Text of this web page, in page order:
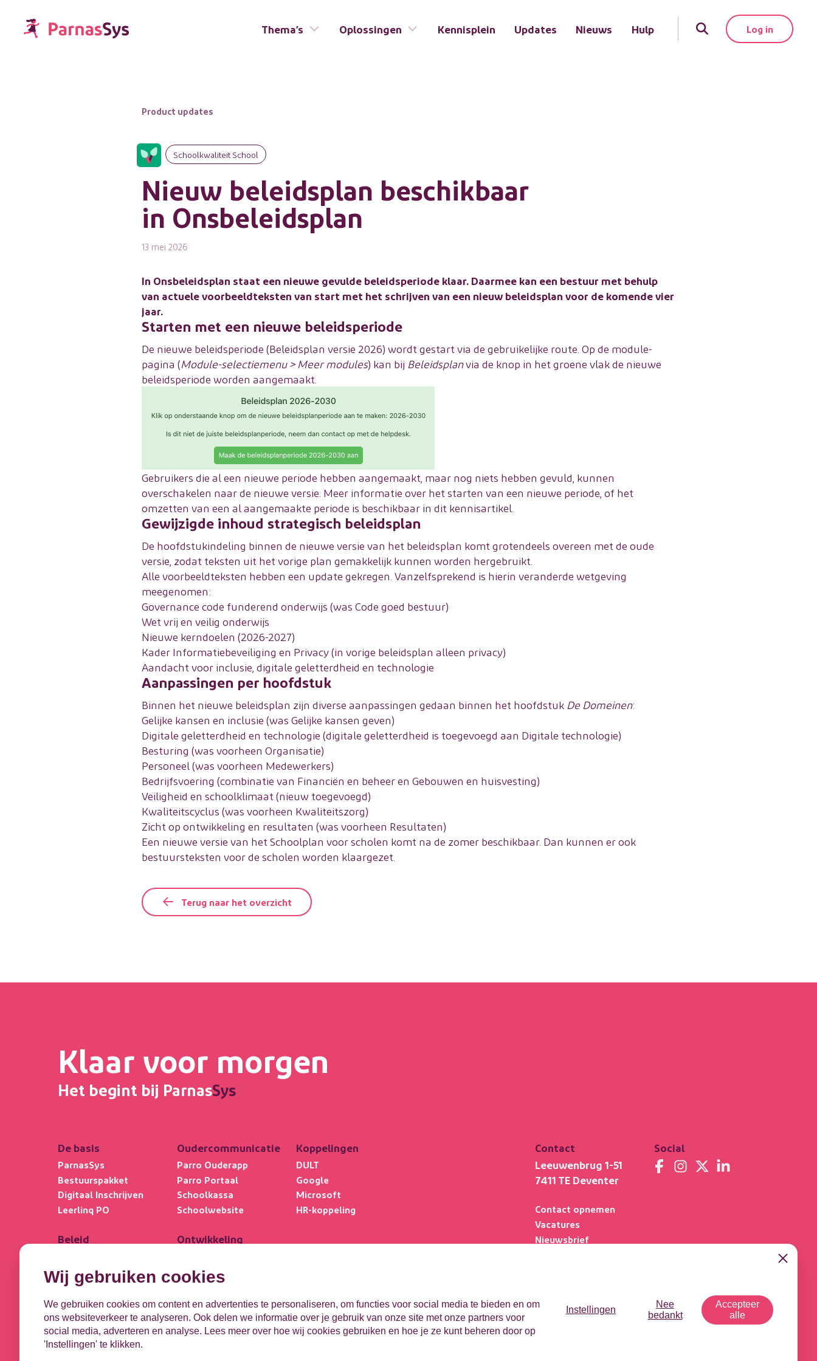
Thema’s Oplossingen Kennisplein Updates Nieuws Hulp Log in
Product updates
Schoolkwaliteit School
Nieuw beleidsplan beschikbaar
in Onsbeleidsplan
13 mei 2026
In Onsbeleidsplan staat een nieuwe gevulde beleidsperiode klaar. Daarmee kan een bestuur met behulp
van actuele voorbeeldteksten van start met het schrijven van een nieuw beleidsplan voor de komende vier
jaar.
Starten met een nieuwe beleidsperiode
De nieuwe beleidsperiode (Beleidsplan versie 2026) wordt gestart via de gebruikelijke route. Op de module-
pagina (Module-selectiemenu > Meer modules) kan bij Beleidsplanvia de knop in het groene vlak de nieuwe
beleidsperiode worden aangemaakt.
Gebruikers die al een nieuwe periode hebben aangemaakt, maar nog niets hebben gevuld, kunnen
overschakelen naar de nieuwe versie. Meer informatie over het starten van een nieuwe periode, of het
omzetten van een al aangemaakte periode is beschikbaar in dit kennisartikel
Gewijzigde inhoud strategisch beleidsplan
De hoofdstukindeling binnen de nieuwe versie van het beleidsplan komt grotendeels overeen met de oude
versie, zodat teksten uit het vorige plan gemakkelijk kunnen worden hergebruikt.
Alle voorbeeldteksten hebben een update gekregen. Vanzelfsprekend is hierin veranderde wetgeving
meegenomen:
Governance code funderend onderwijs (was Code goed bestuur)
Wet vrij en veilig onderwijs
Nieuwe kerndoelen (2026-2027)
Kader Informatiebeveiliging en Privacy (in vorige beleidsplan alleen privacy)
Aandacht voor inclusie, digitale geletterdheid en technologie
Aanpassingen per hoofdstuk
Binnen het nieuwe beleidsplan zijn diverse aanpassingen gedaan binnen het hoofdstuk De Domeinen:
Gelijke kansen en inclusie (was Gelijke kansen geven)
Digitale geletterdheid en technologie (digitale geletterdheid is toegevoegd aan Digitale technologie)
Besturing (was voorheen Organisatie)
Personeel (was voorheen Medewerkers)
Bedrijfsvoering (combinatie van Financiën en beheer en Gebouwen en huisvesting)
Veiligheid en schoolklimaat (nieuw toegevoegd)
Kwaliteitscyclus (was voorheen Kwaliteitszorg)
Zicht op ontwikkeling en resultaten (was voorheen Resultaten)
Een nieuwe versie van het Schoolplan voor scholen komt na de zomer beschikbaar. Dan kunnen er ook
bestuursteksten voor de scholen worden klaargezet.
Terug naar het overzicht
Klaar voor morgen
Het begint bij ParnasSys
De basis
ParnasSys
Bestuurspakket
Digitaal Inschrijven
Leerlinq PO
Beleid
Ultimview
Focus PO META
Oudercommunicatie
Parro Ouderapp
Parro Portaal
Schoolkassa
Schoolwebsite
Ontwikkeling
Leerlijnen
OPP
DHH
Koppelingen
DULT
Google
Microsoft
HR-koppeling
Contact
Leeuwenbrug 1-51
7411 TE Deventer
Contact opnemen
Vacatures
Nieuwsbrief
Social
Wij gebruiken cookies
We gebruiken cookies om content en advertenties te personaliseren, om functies voor social media te bieden en om
ons websiteverkeer te analyseren. Ook delen we informatie over je gebruik van onze site met onze partners voor
social media, adverteren en analyse. Lees meer over hoe wij cookies gebruiken en hoe je ze kunt beheren door op
'Instellingen' te klikken.
Close
Instellingen
Nee
bedankt
Accepteer
alle